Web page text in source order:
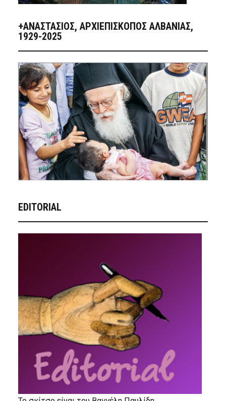
+ΑΝΑΣΤΆΣΙΟΣ, ΑΡΧΙΕΠΊΣΚΟΠΟΣ ΑΛΒΑΝΊΑΣ,
1929-2025
EDITORIAL